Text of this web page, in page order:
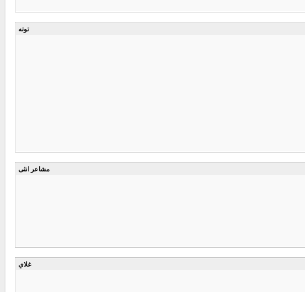
توته
مشاعر انثى
غلاي